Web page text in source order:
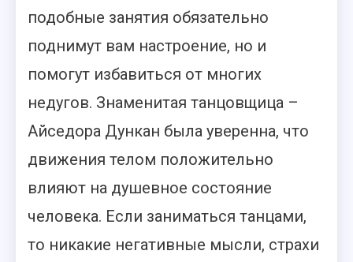
подобные занятия обязательно
поднимут вам настроение, но и
помогут избавиться от многих
недугов. Знаменитая танцовщица –
Айседора Дункан была уверенна, что
движения телом положительно
влияют на душевное состояние
человека. Если заниматься танцами,
то никакие негативные мысли, страхи